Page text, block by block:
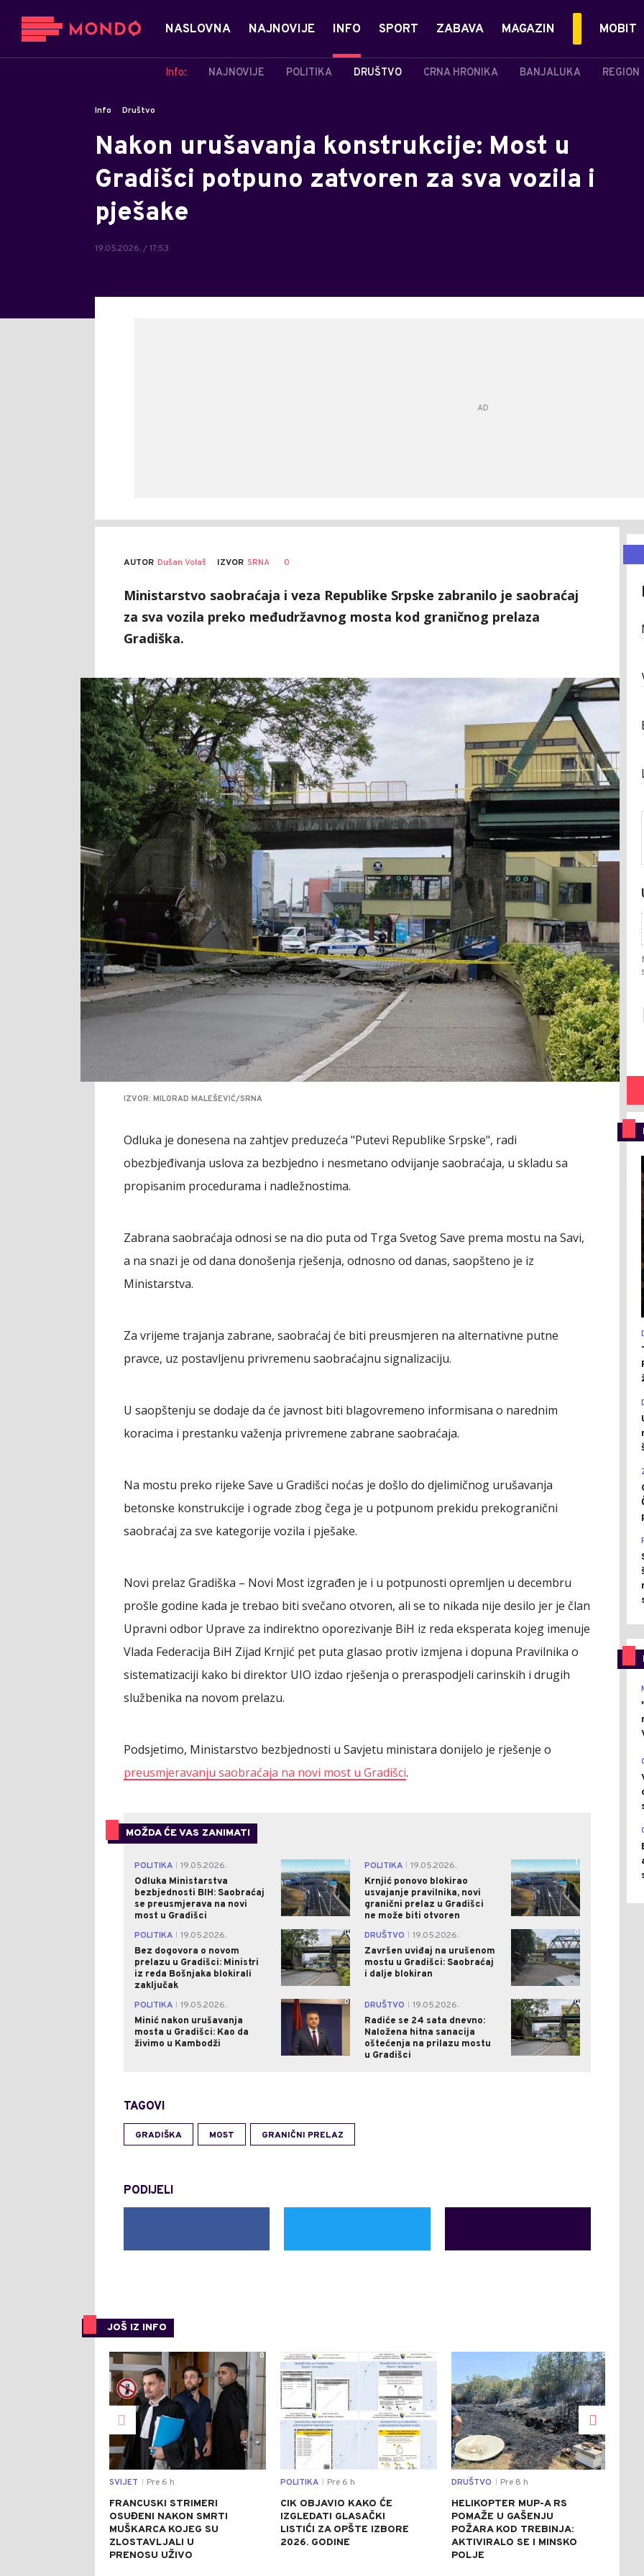
NASLOVNA NAJNOVIJE INFO
Info: NAJNOVIJE POLITIKA DRUŠTVO CRNA HRONIKA BANJALUKA REGION
SPORT ZABAVA MAGAZIN MOBIT
Info Društvo
Nakon urušavanja konstrukcije: Most u
Gradišci potpuno zatvoren za sva vozila i
pješake
19.05.2026. / 17:53
AUTOR Dušan Volaš IZVOR SRNA 0
Ministarstvo saobraćaja i veza Republike Srpske zabranilo je saobraćaj
za sva vozila preko međudržavnog mosta kod graničnog prelaza
Gradiška.
IZVOR: MILORAD MALEŠEVIĆ/SRNA
Odluka je donesena na zahtjev preduzeća "Putevi Republike Srpske", radi
obezbjeđivanja uslova za bezbjedno i nesmetano odvijanje saobraćaja, u skladu sa
propisanim procedurama i nadležnostima.
Zabrana saobraćaja odnosi se na dio puta od Trga Svetog Save prema mostu na Savi,
a na snazi je od dana donošenja rješenja, odnosno od danas, saopšteno je iz
Ministarstva.
Za vrijeme trajanja zabrane, saobraćaj će biti preusmjeren na alternativne putne
pravce, uz postavljenu privremenu saobraćajnu signalizaciju.
U saopštenju se dodaje da će javnost biti blagovremeno informisana o narednim
koracima i prestanku važenja privremene zabrane saobraćaja.
Na mostu preko rijeke Save u Gradišci noćas je došlo do djelimičnog urušavanja
betonske konstrukcije i ograde zbog čega je u potpunom prekidu prekogranični
saobraćaj za sve kategorije vozila i pješake.
Novi prelaz Gradiška – Novi Most izgrađen je i u potpunosti opremljen u decembru
prošle godine kada je trebao biti svečano otvoren, ali se to nikada nije desilo jer je član
Upravni odbor Uprave za indirektno oporezivanje BiH iz reda eksperata kojeg imenuje
Vlada Federacija BiH Zijad Krnjić pet puta glasao protiv izmjena i dopuna Pravilnika o
sistematizaciji kako bi direktor UIO izdao rješenja o preraspodjeli carinskih i drugih
službenika na novom prelazu.
Podsjetimo, Ministarstvo bezbjednosti u Savjetu ministara donijelo je rješenje o
preusmjeravanju saobraćaja na novi most u Gradišci.
MOŽDA ĆE VAS ZANIMATI
POLITIKA
19.05.2026.
Odluka Ministarstva
bezbjednosti BIH: Saobraćaj
se preusmjerava na novi
most u Gradišci
0 POLITIKA
19.05.2026.
Krnjić ponovo blokirao
usvajanje pravilnika, novi
granični prelaz u Gradišci
ne može biti otvoren
1
POLITIKA
19.05.2026.
Bez dogovora o novom
prelazu u Gradišci: Ministri
iz reda Bošnjaka blokirali
zaključak
0 DRUŠTVO
19.05.2026.
Završen uviđaj na urušenom
mostu u Gradišci: Saobraćaj
i dalje blokiran
0
POLITIKA
19.05.2026.
Minić nakon urušavanja
mosta u Gradišci: Kao da
živimo u Kambodži
0 DRUŠTVO
19.05.2026.
Radiće se 24 sata dnevno:
Naložena hitna sanacija
oštećenja na prilazu mostu
u Gradišci
0
TAGOVI
GRADIŠKA MOST GRANIČNI PRELAZ
PODIJELI
JOŠ IZ INFO
0
SVIJET Pre 6 h
FRANCUSKI STRIMERI
OSUĐENI NAKON SMRTI
MUŠKARCA KOJEG SU
ZLOSTAVLJALI U
PRENOSU UŽIVO
0
POLITIKA Pre 6 h
CIK OBJAVIO KAKO ĆE
IZGLEDATI GLASAČKI
LISTIĆI ZA OPŠTE IZBORE
2026. GODINE
0
DRUŠTVO Pre 8 h
HELIKOPTER MUP-A RS
POMAŽE U GAŠENJU
POŽARA KOD TREBINJA:
AKTIVIRALO SE I MINSKO
POLJE